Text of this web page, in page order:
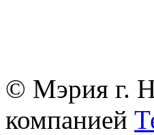
© Мэрия г.
компанией